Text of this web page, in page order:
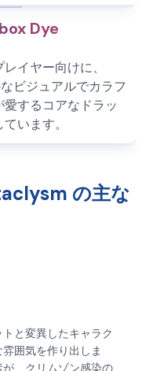
Dye
イヤー向けに、
ビジュアルでカラフ
するコアなドラッ
います。
の主な
と変異したキャラク
囲気を作り出しま
、クリムゾン感染の